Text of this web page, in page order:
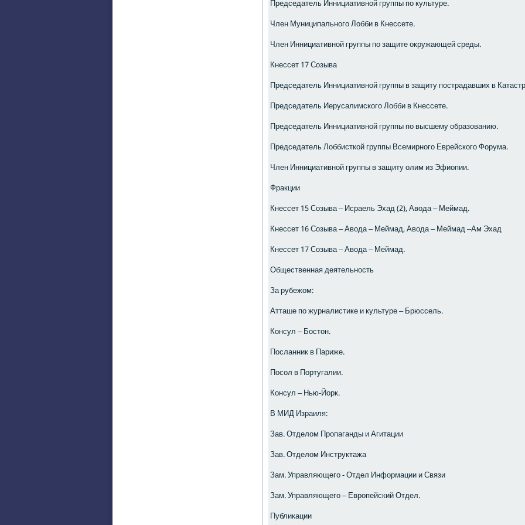
Председатель Иннициативной группы по культуре.
Член Муниципального Лобби в Кнессете.
Член Иннициативной группы по защите окружающей среды.
Кнессет 17 Созыва
Председатель Иннициативной группы в защиту пострадавших в
Председатель Иерусалимского Лобби в Кнессете.
Председатель Иннициативной группы по высшему образованию.
Председатель Лоббисткой группы Всемирного Еврейского Форума.
Член Иннициативной группы в защиту олим из Эфиопии.
Фракции
Кнессет 15 Созыва – Исраель Эхад (2), Авода – Меймад.
Кнессет 16 Созыва – Авода – Меймад, Авода – Меймад –Ам Эхад
Кнессет 17 Созыва – Авода – Меймад.
Общественная деятельность
За рубежом:
Атташе по журналистике и культуре – Брюссель.
Консул – Бостон.
Посланник в Париже.
Посол в Португалии.
Консул – Нью-Йорк.
В МИД Израиля:
Зав. Отделом Пропаганды и Агитации
Зав. Отделом Инструктажа
Зам. Управляющего - Отдел Информации и Связи
Зам. Управляющего – Европейский Отдел.
Публикации